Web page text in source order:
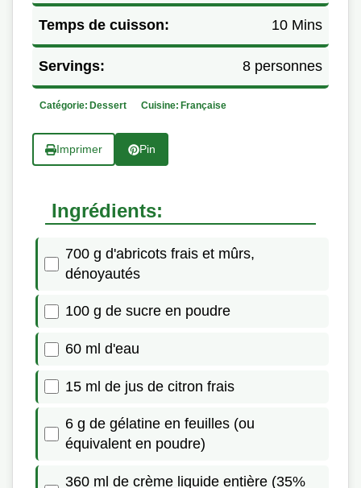
Temps de cuisson: 10 Mins
Servings: 8 personnes
Catégorie: Dessert Cuisine: Française
Imprimer Pin
Ingrédients:
700 g d'abricots frais et mûrs,
dénoyautés
100 g de sucre en poudre
60 ml d'eau
15 ml de jus de citron frais
6 g de gélatine en feuilles (ou
équivalent en poudre)
360 ml de crème liquide entière (35%